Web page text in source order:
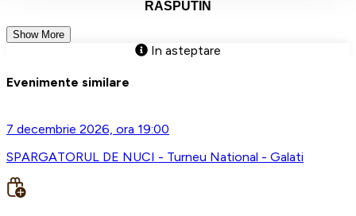
RASPUTIN
Show More
In asteptare
Evenimente similare
7 decembrie 2026, ora 19:00
SPARGATORUL DE NUCI - Turneu National - Galati